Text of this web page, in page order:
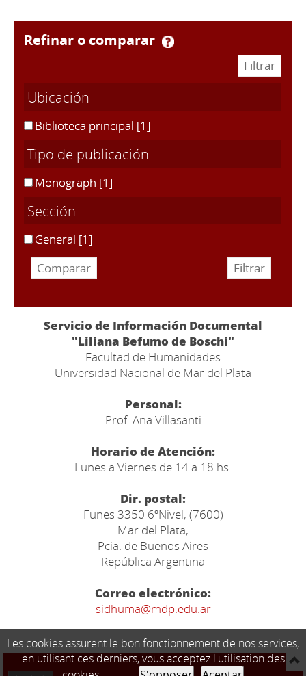
refinar o comparar
Ubicación
Biblioteca principal [1]
Tipo de publicación
Monograph [1]
Sección
General [1]
Servicio de Información Documental
"Liliana Befumo de Boschi"
Facultad de Humanidades
Universidad Nacional de Mar del Plata
Personal:
Prof. Ana Villasanti
Horario de Atención:
Lunes a Viernes de 14 a 18 hs.
Dir. postal:
Funes 3350 6ºNivel, (7600)
Mar del Plata,
Pcia. de Buenos Aires
República Argentina
Correo electrónico:
sidhuma@mdp.edu.ar
Les cookies assurent le bon fonctionnement de nos services,
en utilisant ces derniers, vous acceptez l'utilisation des